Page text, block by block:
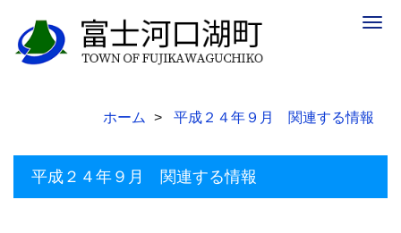
ホーム 平成２４年９月 関連する情報
平成２４年９月 関連する情報